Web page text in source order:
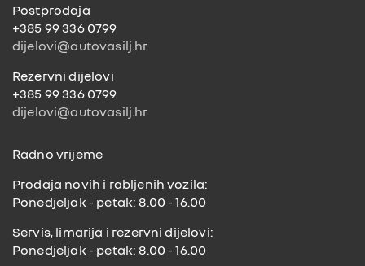
Postprodaja
+385 99 336 0799
dijelovi@autovasilj.hr
Rezervni dijelovi
+385 99 336 0799
dijelovi@autovasilj.hr
Radno vrijeme
Prodaja novih i rabljenih vozila:
Ponedjeljak - petak: 8.00 - 16.00
Servis, limarija i rezervni dijelovi:
Ponedjeljak - petak: 8.00 - 16.00